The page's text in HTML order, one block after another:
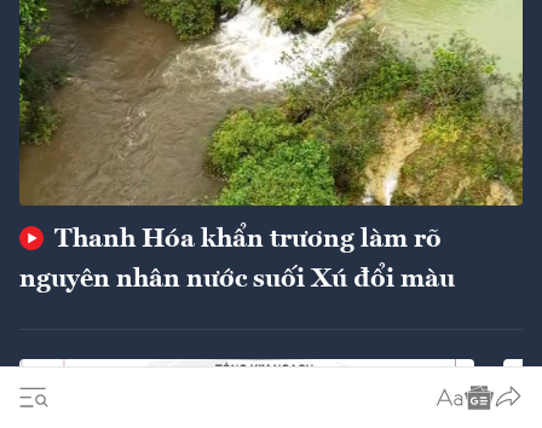
Thanh Hóa khẩn trương làm rõ
nguyên nhân nước suối Xú đổi màu